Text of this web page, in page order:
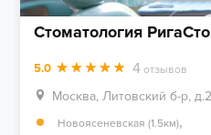
Стоматология
5.0 4 отзывов
Москва, Литовский б-р,
Новоясеневская (1.5км),